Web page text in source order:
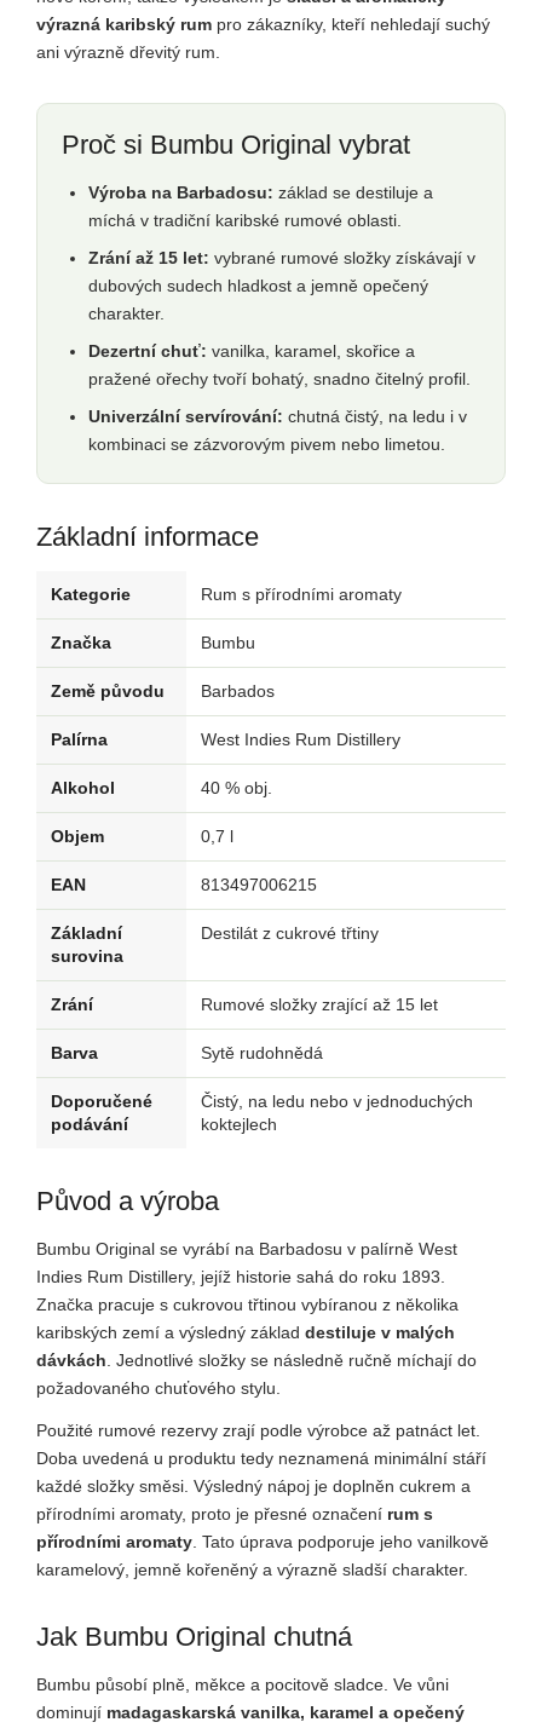
výrazná karibský rum pro zákazníky, kteří nehledají suchý
ani výrazně dřevitý rum.
Proč si Bumbu Original vybrat
Výroba na Barbadosu: základ se destiluje a
míchá v tradiční karibské rumové oblasti.
Zrání až 15 let: vybrané rumové složky získávají v
dubových sudech hladkost a jemně opečený
charakter.
Dezertní chuť: vanilka, karamel, skořice a
pražené ořechy tvoří bohatý, snadno čitelný profil.
Univerzální servírování: chutná čistý, na ledu i v
kombinaci se zázvorovým pivem nebo limetou.
Základní informace
Kategorie Rum s přírodními aromaty
Značka Bumbu
Země původu Barbados
Palírna West Indies Rum Distillery
Alkohol 40 % obj.
Objem 0,7 l
EAN 813497006215
Základní
surovina
Destilát z cukrové třtiny
Zrání Rumové složky zrající až 15 let
Barva Sytě rudohnědá
Doporučené
podávání
Čistý, na ledu nebo v jednoduchých
koktejlech
Původ a výroba
Bumbu Original se vyrábí na Barbadosu v palírně West
Indies Rum Distillery, jejíž historie sahá do roku 1893.
Značka pracuje s cukrovou třtinou vybíranou z několika
karibských zemí a výsledný základ destiluje v malých
dávkách . Jednotlivé složky se následně ručně míchají do
požadovaného chuťového stylu.
Použité rumové rezervy zrají podle výrobce až patnáct let.
Doba uvedená u produktu tedy neznamená minimální stáří
každé složky směsi. Výsledný nápoj je doplněn cukrem a
přírodními aromaty, proto je přesné označení rum s
přírodními aromaty . Tato úprava podporuje jeho vanilkově
karamelový, jemně kořeněný a výrazně sladší charakter.
Jak Bumbu Original chutná
Bumbu působí plně, měkce a pocitově sladce. Ve vůni
dominují madagaskarská vanilka, karamel a opečený